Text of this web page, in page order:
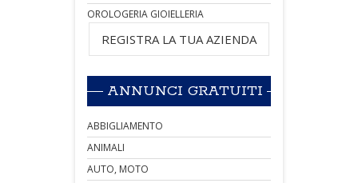
OROLOGERIA GIOIELLERIA
REGISTRA LA TUA AZIENDA
ANNUNCI GRATUITI
ABBIGLIAMENTO
ANIMALI
AUTO, MOTO